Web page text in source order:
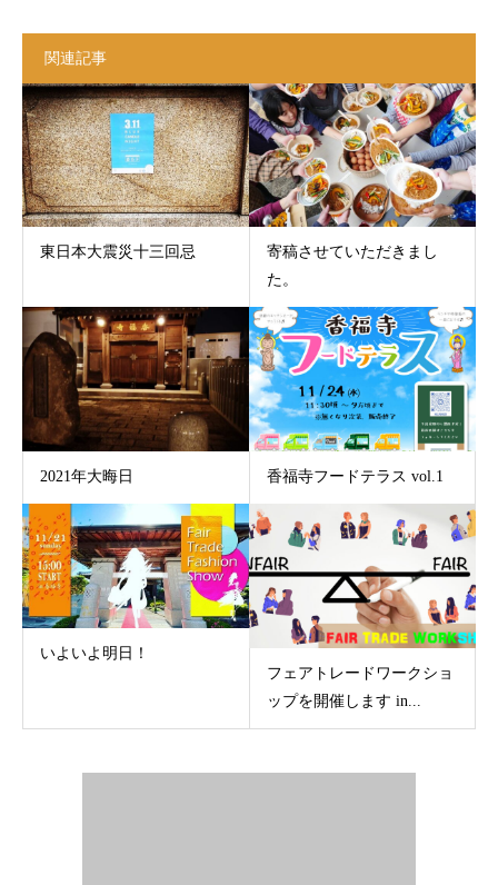
関連記事
東日本大震災十三回忌
寄稿させていただきまし
た。
2021年大晦日 香福寺フードテラス vol.1
いよいよ明日！
フェアトレードワークショ
ップを開催します in...